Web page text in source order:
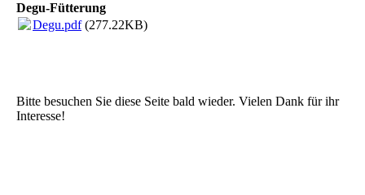
Degu-Fütterung
Degu.pdf(277.22KB)
Bitte besuchen Sie diese Seite bald wieder. Vielen Dank für ihr
Interesse!